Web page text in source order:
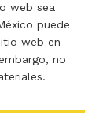
web sea
puede
web en
no